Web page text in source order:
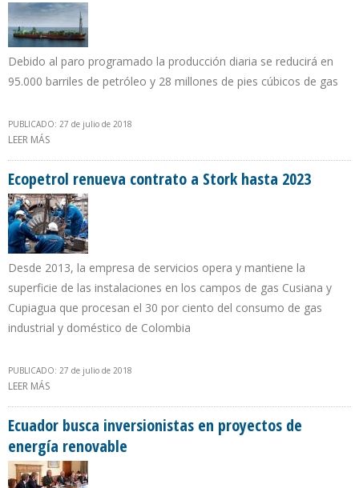
Debido al paro programado la producción diaria se reducirá en
95.000 barriles de petróleo y 28 millones de pies cúbicos de gas
PUBLICADO: 27 de julio de 2018
LEER MÁS
DE PEMEX
Ecopetrol renueva contrato a Stork hasta 2023
Desde 2013, la empresa de servicios opera y mantiene la
superficie de las instalaciones en los campos de gas Cusiana y
Cupiagua que procesan el 30 por ciento del consumo de gas
industrial y doméstico de Colombia
PUBLICADO: 27 de julio de 2018
LEER MÁS
Ecuador busca inversionistas en proyectos de
energía renovable